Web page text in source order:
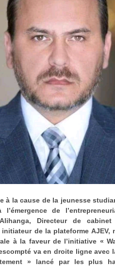
à la cause de la jeunesse
l’émergence de
Directeur de
de la plateforme AJEV,
à la faveur de l’initiative «
va en droite ligne avec
» lancé par les plus